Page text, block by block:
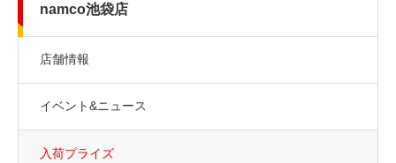
namco池袋店
店舗情報
イベント&ニュース
入荷プライズ